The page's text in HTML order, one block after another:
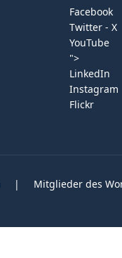
Facebook
Twitter - X
YouTube
">
LinkedIn
Instagram
Flickr
| Mitglieder des